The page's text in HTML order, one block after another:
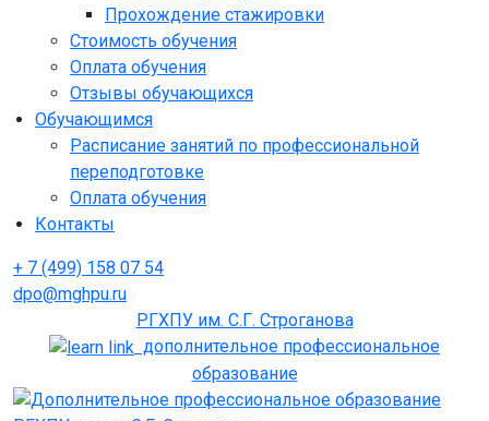
Прохождение стажировки
Стоимость обучения
Оплата обучения
Отзывы обучающихся
Обучающимся
Расписание занятий по профессиональной
переподготовке
Оплата обучения
Контакты
+ 7 (499) 158 07 54
dpo@mghpu.ru
РГХПУ им. С.Г. Строганова
дополнительное профессиональное
образование